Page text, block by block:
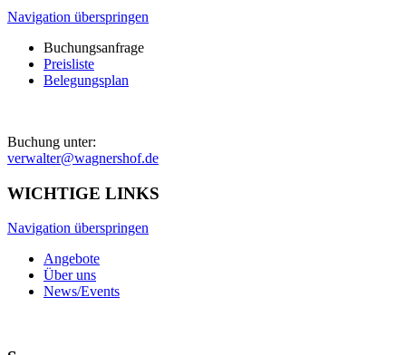
Navigation überspringen
Buchungsanfrage
Preisliste
Belegungsplan
Buchung unter:
verwalter@wagnershof.de
WICHTIGE LINKS
Navigation überspringen
Angebote
Über uns
News/Events